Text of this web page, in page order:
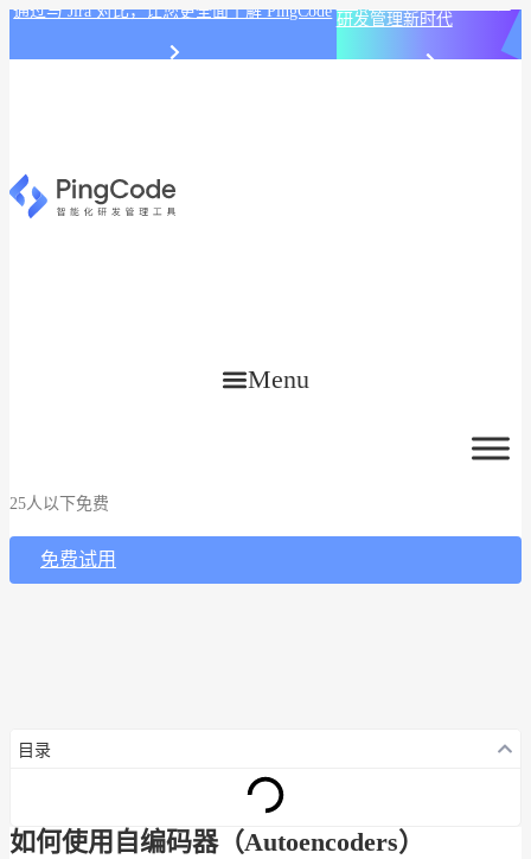
通过与 Jira 对比，让您更全面了解 PingCode 研发管理新时代
Menu
25人以下免费
免费试用
目录
如何使用自编码器（Autoencoders）